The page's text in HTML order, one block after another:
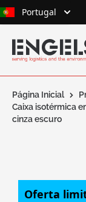
Ir para o Conteúdo
Portugal
Página Inicial
Caixa isotérmica
cinza escuro
Oferta